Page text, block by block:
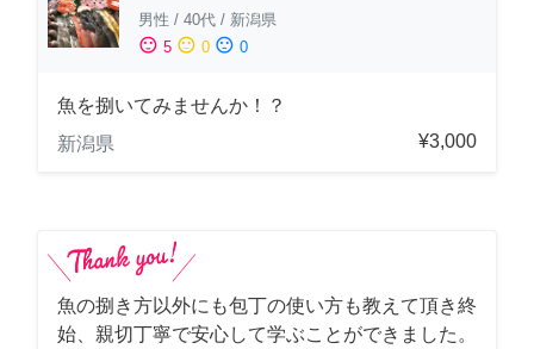
男性 / 40代 / 新潟県
sentiment_satisfied 5 sentiment_neutral 0 sentiment_dissatisfied 0
魚を捌いてみませんか！？
新潟県
¥3,000
魚の捌き方以外にも包丁の使い方も教えて頂き終
始、親切丁寧で安心して学ぶことができました。